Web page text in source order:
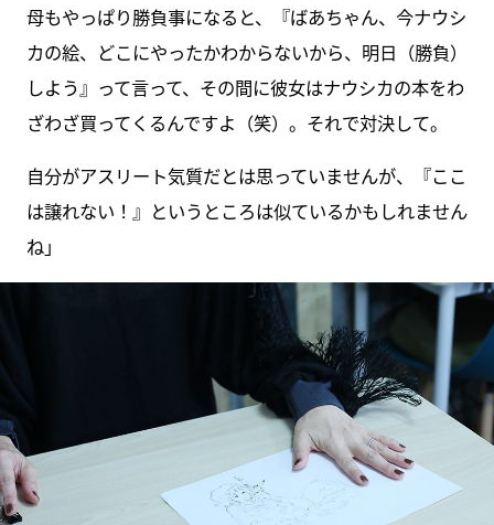
母もやっぱり勝負事になると、『ばあちゃん、今ナウシ
カの絵、どこにやったかわからないから、明日（勝負）
しよう』って言って、その間に彼女はナウシカの本をわ
ざわざ買ってくるんですよ（笑）。それで対決して。
自分がアスリート気質だとは思っていませんが、『ここ
は譲れない！』というところは似ているかもしれません
ね」